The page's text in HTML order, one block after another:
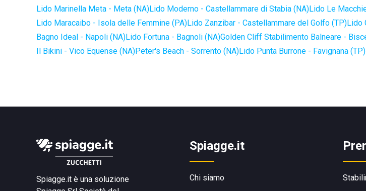
Lido Marinella Meta - Meta (NA)Lido Moderno - Castellammare di Stabia (NA)Lido Le
Lido Maracaibo - Isola delle Femmine (PA)Lido Zanzibar - Castellammare del Golfo (TP)Lido
Bagno Ideal - Napoli (NA)Lido Fortuna - Bagnoli (NA)Golden Cliff Stabilimento Balneare -
Il Bikini - Vico Equense (NA)Peter's Beach - Sorrento (NA)Lido Punta Burrone - Favignana (TP)
Spiagge.it è una soluzione
Spiagge.it
Chi siamo